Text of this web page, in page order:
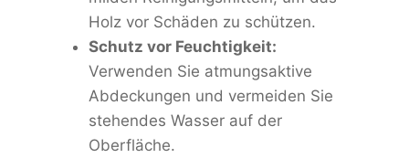
Holz vor Schäden zu schützen.
Schutz vor Feuchtigkeit:
Verwenden Sie atmungsaktive
Abdeckungen und vermeiden Sie
stehendes Wasser auf der
Oberfläche.